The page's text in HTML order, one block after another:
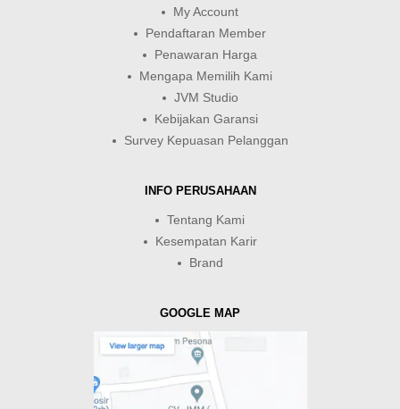
My Account
Pendaftaran Member
Penawaran Harga
Mengapa Memilih Kami
JVM Studio
Kebijakan Garansi
Survey Kepuasan Pelanggan
INFO PERUSAHAAN
Tentang Kami
Kesempatan Karir
Brand
GOOGLE MAP